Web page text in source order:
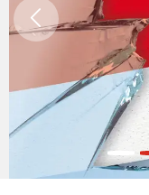
Previous